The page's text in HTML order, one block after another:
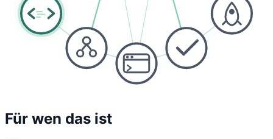
Für wen das ist